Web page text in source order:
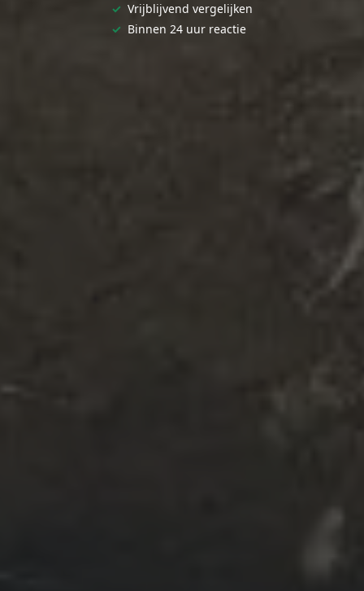
✓ Vrijblijvend vergelijken
✓ Binnen 24 uur reactie